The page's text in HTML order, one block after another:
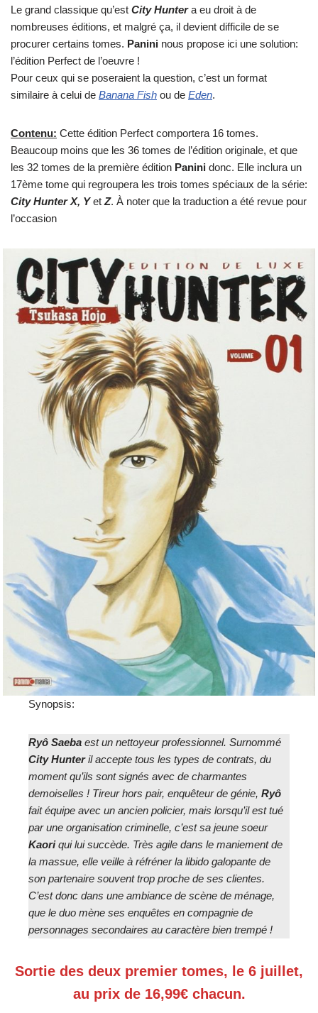
Le grand classique qu’est City Huntera eu droit à de
nombreuses éditions, et malgré ça, il devient difficile de se
procurer certains tomes. Panini nous propose ici une solution:
l’édition Perfect de l’oeuvre !
Pour ceux qui se poseraient la question, c’est un format
similaire à celui de Banana Fish ou de Eden.
Contenu: Cette édition Perfect comportera 16 tomes.
Beaucoup moins que les 36 tomes de l’édition originale, et que
les 32 tomes de la première édition Panini donc. Elle inclura un
17ème tome qui regroupera les trois tomes spéciaux de la série:
City Hunter X, YetZ. À noter que la traduction a été revue pour
l’occasion
Synopsis:
Ryô Saebaest un nettoyeur professionnel. Surnommé
City Hunteril accepte tous les types de contrats, du
moment qu’ils sont signés avec de charmantes
demoiselles ! Tireur hors pair, enquêteur de génie, Ryô
fait équipe avec un ancien policier, mais lorsqu’il est tué
par une organisation criminelle, c’est sa jeune soeur
Kaoriqui lui succède. Très agile dans le maniement de
la massue, elle veille à réfréner la libido galopante de
son partenaire souvent trop proche de ses clientes.
C’est donc dans une ambiance de scène de ménage,
que le duo mène ses enquêtes en compagnie de
personnages secondaires au caractère bien trempé !
Sortie des deux premier tomes, le 6 juillet,
au prix de 16,99€ chacun.